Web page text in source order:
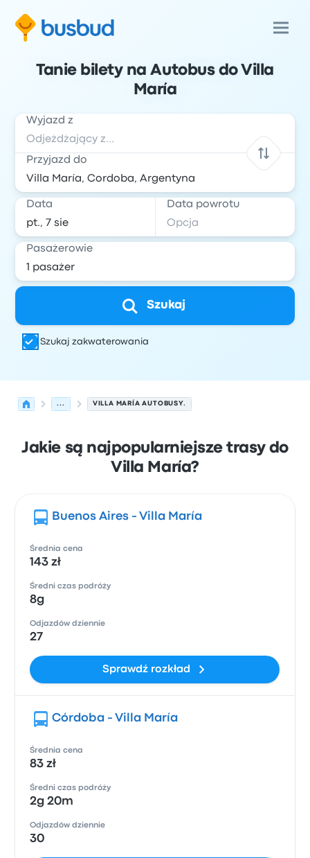
Tanie bilety na Autobus do Villa
María
Wyjazd z
Przyjazd do
Data Data powrotu
Pasażerowie
Szukaj
Szukaj zakwaterowania
... VILLA MARÍA AUTOBUSY.
Jakie są najpopularniejsze trasy do
Villa María?
Buenos Aires - Villa María
Średnia cena
143 zł
Średni czas podróży
8g
Odjazdów dziennie
27
Sprawdź rozkład
Córdoba - Villa María
Średnia cena
83 zł
Średni czas podróży
2g 20m
Odjazdów dziennie
30